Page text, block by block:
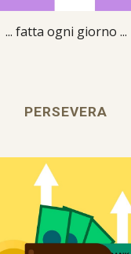
... fatta ogni giorno ...
PERSEVERA